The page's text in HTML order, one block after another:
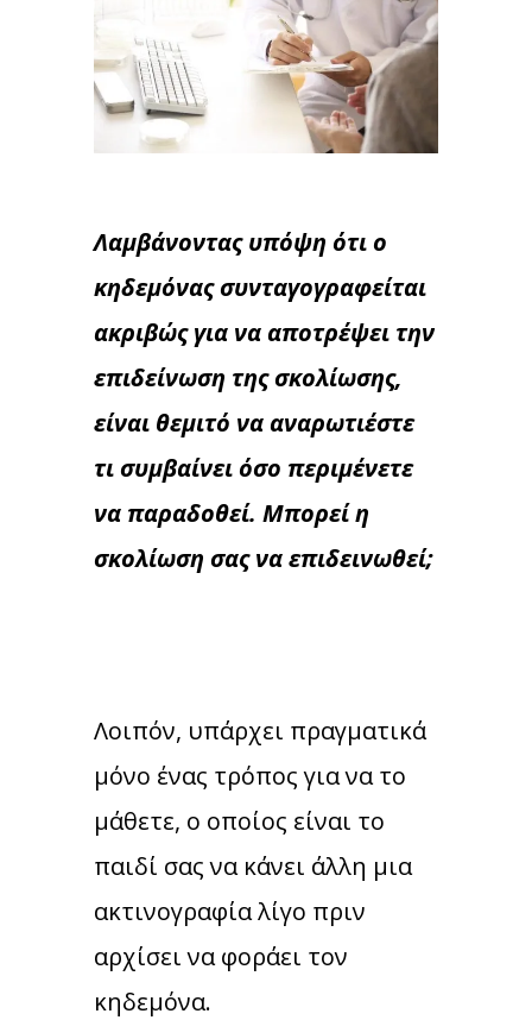
Λαμβάνοντας υπόψη ότι ο
κηδεμόνας συνταγογραφείται
ακριβώς για να αποτρέψει την
επιδείνωση της σκολίωσης,
είναι θεμιτό να αναρωτιέστε
τι συμβαίνει όσο περιμένετε
να παραδοθεί. Μπορεί η
σκολίωση σας να επιδεινωθεί;
Λοιπόν, υπάρχει πραγματικά
μόνο ένας τρόπος για να το
μάθετε, ο οποίος είναι το
παιδί σας να κάνει άλλη μια
ακτινογραφία λίγο πριν
αρχίσει να φοράει τον
κηδεμόνα.